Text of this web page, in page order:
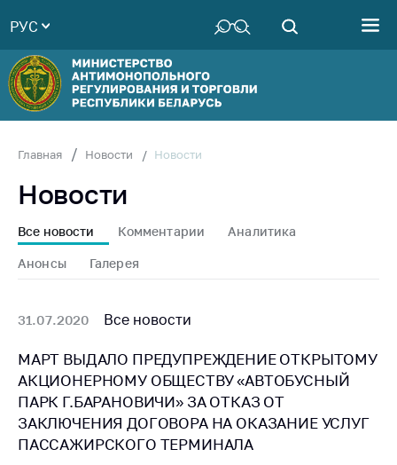
Руководство
Структура
Министерства
Территориальные
Законодательство
Антикоррупционная
деятельность
совет
Соискателям
Награждения
Белорусская
универсальная
товарная биржа
РУС
Главная Новости Новости
Новости
Все новости Комментарии Аналитика
Анонсы Галерея
31.07.2020 Все новости
МАРТ ВЫДАЛО ПРЕДУПРЕЖДЕНИЕ ОТКРЫТОМУ
АКЦИОНЕРНОМУ ОБЩЕСТВУ «АВТОБУСНЫЙ
ПАРК Г.БАРАНОВИЧИ» ЗА ОТКАЗ ОТ
ЗАКЛЮЧЕНИЯ ДОГОВОРА НА ОКАЗАНИЕ УСЛУГ
ПАССАЖИРСКОГО ТЕРМИНАЛА